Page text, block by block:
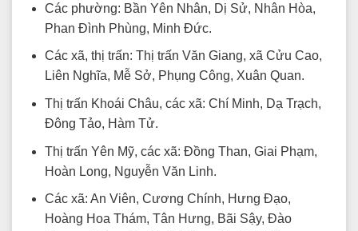
Các phường: Bần Yên Nhân, Dị Sử, Nhân Hòa,
Phan Đình Phùng, Minh Đức.
Các xã, thị trấn: Thị trấn Văn Giang, xã Cửu Cao,
Liên Nghĩa, Mễ Sở, Phụng Công, Xuân Quan.
Thị trấn Khoái Châu, các xã: Chí Minh, Dạ Trạch,
Đông Tảo, Hàm Tử.
Thị trấn Yên Mỹ, các xã: Đồng Than, Giai Phạm,
Hoàn Long, Nguyễn Văn Linh.
Các xã: An Viên, Cương Chính, Hưng Đạo,
Hoàng Hoa Thám, Tân Hưng, Bãi Sậy, Đào